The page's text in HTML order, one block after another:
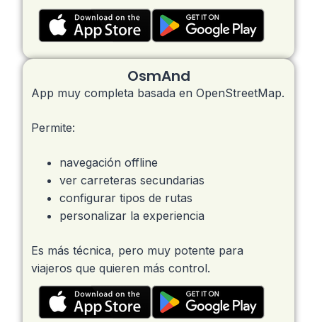
OsmAnd
App muy completa basada en OpenStreetMap.
Permite:
navegación offline
ver carreteras secundarias
configurar tipos de rutas
personalizar la experiencia
Es más técnica, pero muy potente para
viajeros que quieren más control.